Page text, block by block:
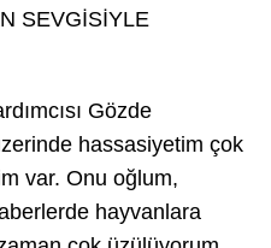
SEVGİSİYLE
Gözde
hassasiyetim çok
var. Onu oğlum,
hayvanlara